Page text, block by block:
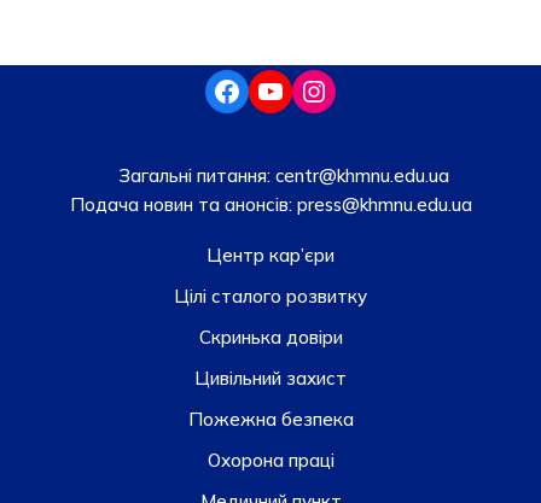
Загальні питання: centr@khmnu.edu.ua
Подача новин та анонсів:press@khmnu.edu.ua
Центр кар’єри
Цілі сталого розвитку
Скринька довiри
Цивільний захист
Пожежна безпека
Охорона праці